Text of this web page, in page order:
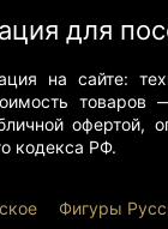
для
на сайте:
товаров
офертой,
кодекса РФ.
Фигуры Р